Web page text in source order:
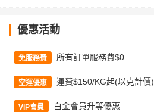
優惠活動
免服務費 所有訂單服務費$0
空運優惠 運費$150/KG起(以克計價)
VIP會員 白金會員升等優惠